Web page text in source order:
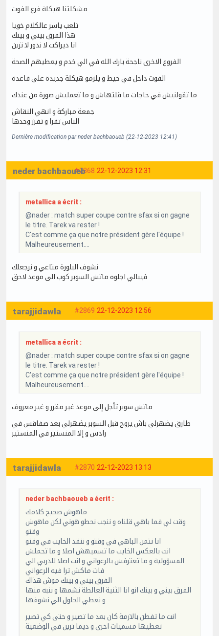
مشكلتنا هيكلة فرع الفوت
تلعب ياسر عالكلام خويا
هذا الفرق بيني و بينك
انا ديراكت لا ندور لا نزين
الفروع الاخرى ناجحة بارك الله في الي خدم و يعطيهم الصحة
الفوت داخل في حيط و يلزمو هيكلة جديدة على قاعدة
ما تقولنيش في حاجات ما قلتهاش و ما تعمليش صورة من عندك
جمعة مباركة و انهي النقاش
الناس تقرا و تفرز وحدها
Dernière modification par neder bachbaoueb (22-12-2023 12:41)
#2868 22-12-2023 12:31
neder bachbaoueb
metallica a écrit :
@nader : match super coupe contre sfax si on gagne
le titre. Tarek va rester !
C'est comme ça que notre président gère l'équipe !
Malheureusement....
نشوف البلورة متاعي و نرجعلك
فيبالي اجلوه ماتش السوبر كوب الى موعد لاحق
#2869 22-12-2023 12:56
tarajjidawla
metallica a écrit :
@nader : match super coupe contre sfax si on gagne
le titre. Tarek va rester !
C'est comme ça que notre président gère l'équipe !
Malheureusement....
ماتش سوبر تأجل إلى موعد غير مقرر و غير معروف
طارق يضهرلي باش يروح قبل السوبر يضهرلي بعد صفاقس في
رادس و إلا المنستير في المنستير
#2870 22-12-2023 13:13
tarajjidawla
neder bachbaoueb a écrit :
ماهوش صحيح كلامك
وقت لي فما باهي قلناه و ننجب نحطو هوني لكن ماهوش
وقتو
انا نثمن الباهي في وقتو و ننقد الخايب في وقتو
انت بالعكس الخايب ما تسميهش اصلا و ما تحملش
المسؤولية و ما تعترفش بالرعواني و انت اصلا للدربي الي
فات ماكش ترا فيه الرعواني
الفرق بيني و بينك موش هذاك
الفرق بيني و بينك انو انا الثنية الغالطة نشمها و ننبه منها
و نعطي الحلول الي نشوفها
انت ما تفطن بالازمة كان بعد ما تصير و حتى كي تصير
تعطيها مسميات اخرى و ديما تزين في الوضعية